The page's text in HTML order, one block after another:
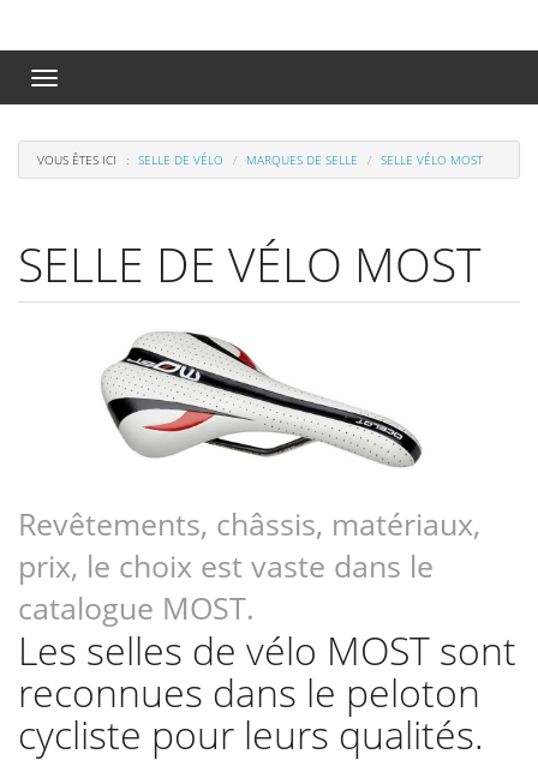
Menu
de
VOUS ÊTES ICI SELLE DE VÉLO MARQUES DE SELLE SELLE VÉLO MOST
SELLE DE VÉLO MOST
Revêtements, châssis, matériaux,
prix, le choix est vaste dans le
catalogue MOST.
Les selles de vélo MOST sont
reconnues dans le peloton
cycliste pour leurs qualités.